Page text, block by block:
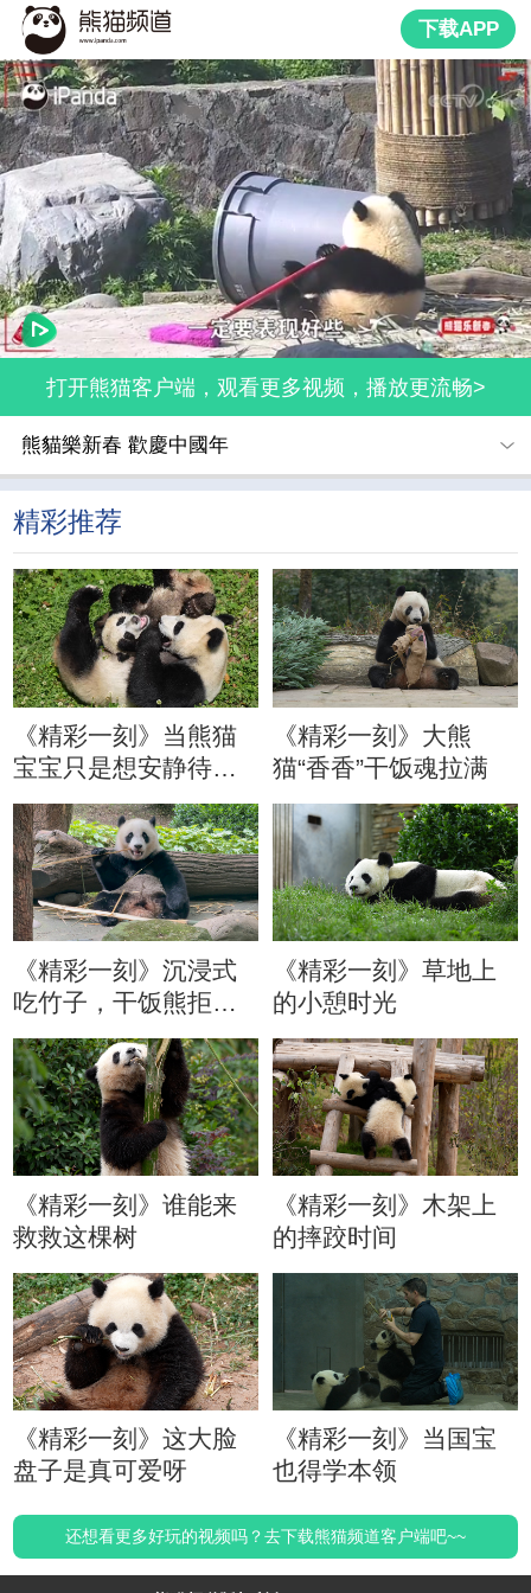
下载APP
打开熊猫客户端，观看更多视频，播放更流畅>
熊貓樂新春 歡慶中國年
精彩推荐
《精彩一刻》当熊猫
宝宝只是想安静待会
儿
《精彩一刻》大熊
猫“香香”干饭魂拉满
《精彩一刻》沉浸式
吃竹子，干饭熊拒绝
分心
《精彩一刻》草地上
的小憩时光
《精彩一刻》谁能来
救救这棵树
《精彩一刻》木架上
的摔跤时间
《精彩一刻》这大脸
盘子是真可爱呀
《精彩一刻》当国宝
也得学本领
还想看更多好玩的视频吗？去下载熊猫频道客户端吧~~